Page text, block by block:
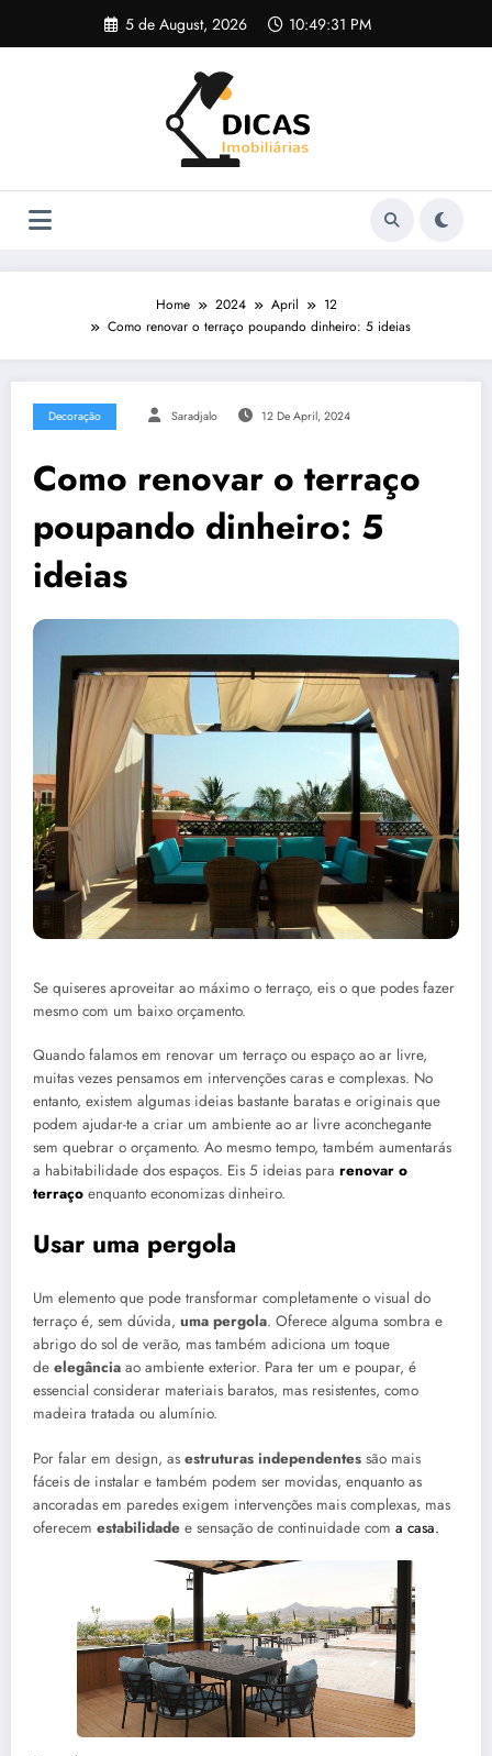
content
5 de August, 2026 10:49:31 PM
Home 2024 April
12
Como renovar o terraço poupando dinheiro: 5 ideias
Decoração Saradjalo 12 De April, 2024
Como renovar o terraço
poupando dinheiro: 5
ideias
Se quiseres aproveitar ao máximo o terraço, eis o que podes fazer
mesmo com um baixo orçamento.
Quando falamos em renovar um terraço ou espaço ao ar livre,
muitas vezes pensamos em intervenções caras e complexas. No
entanto, existem algumas ideias bastante baratas e originais que
podem ajudar-te a criar um ambiente ao ar livre aconchegante
sem quebrar o orçamento. Ao mesmo tempo, também aumentarás
a habitabilidade dos espaços. Eis 5 ideias para renovar o
terraço enquanto economizas dinheiro.
Usar uma pergola
Um elemento que pode transformar completamente o visual do
terraço é, sem dúvida, uma pergola. Oferece alguma sombra e
abrigo do sol de verão, mas também adiciona um toque
de elegância ao ambiente exterior. Para ter um e poupar, é
essencial considerar materiais baratos, mas resistentes, como
madeira tratada ou alumínio.
Por falar em design, as estruturas independentes são mais
fáceis de instalar e também podem ser movidas, enquanto as
ancoradas em paredes exigem intervenções mais complexas, mas
oferecem estabilidade e sensação de continuidade com a casa.